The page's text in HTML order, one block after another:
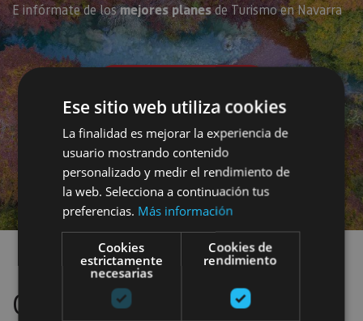
E infórmate de losmejores planesde Turismo en Navarra
Segundo CTA
Culture pour toute la
Ese sitio web utiliza cookies
La finalidad es mejorar la experiencia de
usuario mostrando contenido
personalizado y medir el rendimiento de
la web. Selecciona a continuación tus
preferencias. Más información
Cookies
estrictamente
necesarias
Cookies de
rendimiento